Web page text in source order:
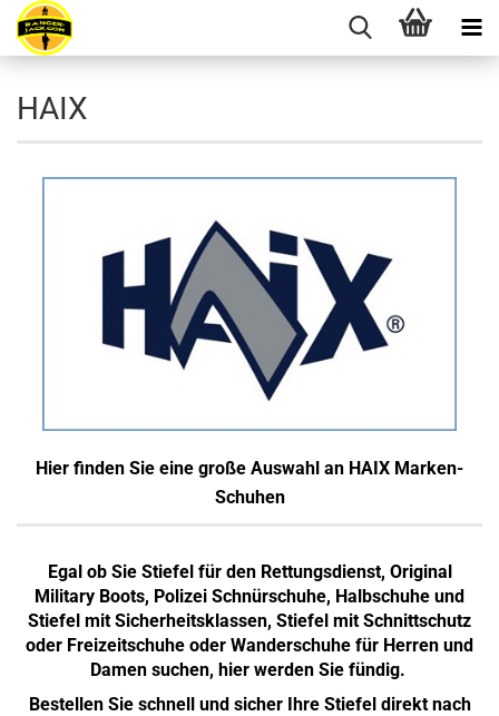
HAIX
Hier finden Sie eine große Auswahl an HAIX Marken-
Schuhen
Egal ob Sie Stiefel für den Rettungsdienst, Original
Military Boots, Polizei Schnürschuhe, Halbschuhe und
Stiefel mit Sicherheitsklassen, Stiefel mit Schnittschutz
oder Freizeitschuhe oder Wanderschuhe für Herren und
Damen suchen, hier werden Sie fündig.
Bestellen Sie schnell und sicher Ihre Stiefel direkt nach